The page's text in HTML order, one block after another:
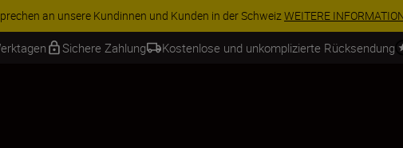
ausgewähltes Zubehör und vervollständigen Sie Ihre Ausrüstu...Jetzt einkaufen
Sichere Zahlung Kostenlose und unkomplizierte Rücksendung